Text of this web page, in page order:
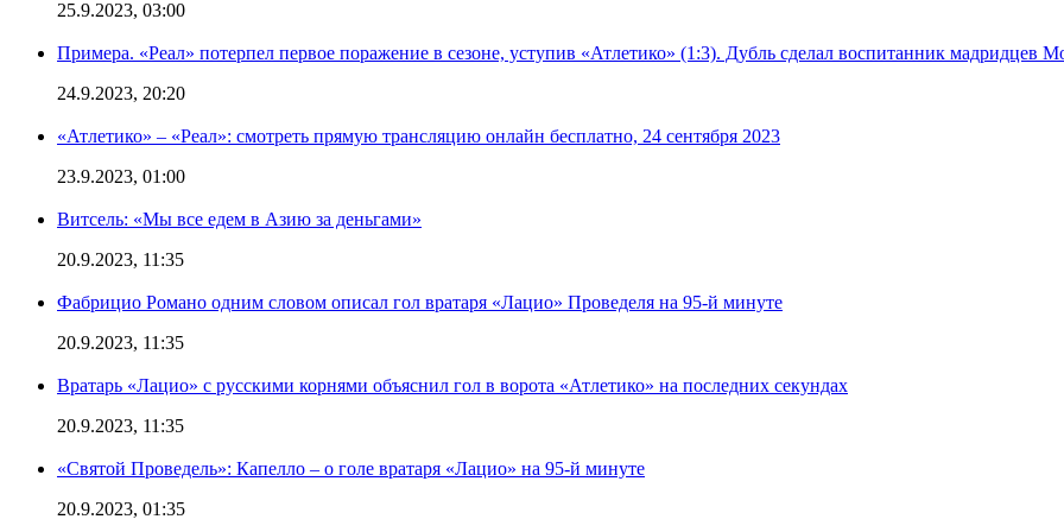
25.9.2023, 03:00
Примера. «Реал» потерпел первое поражение в сезоне, уступив «Атлетико» (1:3). Дубль сделал воспитанник мадридцев
24.9.2023, 20:20
«Атлетико» – «Реал»: смотреть прямую трансляцию онлайн бесплатно, 24 сентября 2023
23.9.2023, 01:00
Витсель: «Мы все едем в Азию за деньгами»
20.9.2023, 11:35
Фабрицио Романо одним словом описал гол вратаря «Лацио» Проведеля на 95-й минуте
20.9.2023, 11:35
Вратарь «Лацио» с русскими корнями объяснил гол в ворота «Атлетико» на последних секундах
20.9.2023, 11:35
«Святой Проведель»: Капелло – о голе вратаря «Лацио» на 95-й минуте
20.9.2023, 01:35